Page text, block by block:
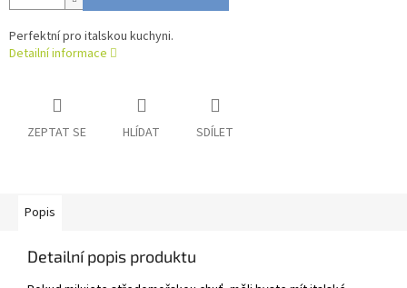
Perfektní pro italskou kuchyni.
Detailní informace
ZEPTAT SE HLÍDAT SDÍLET
Popis
Detailní popis produktu